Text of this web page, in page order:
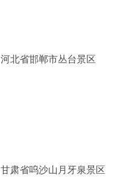
河北省邯郸市丛台景区
甘肃省呜沙山月牙泉景区